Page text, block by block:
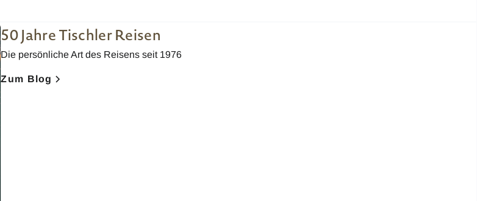
50 Jahre Tischler Reisen
Die persönliche Art des Reisens seit 1976
Zum Blog